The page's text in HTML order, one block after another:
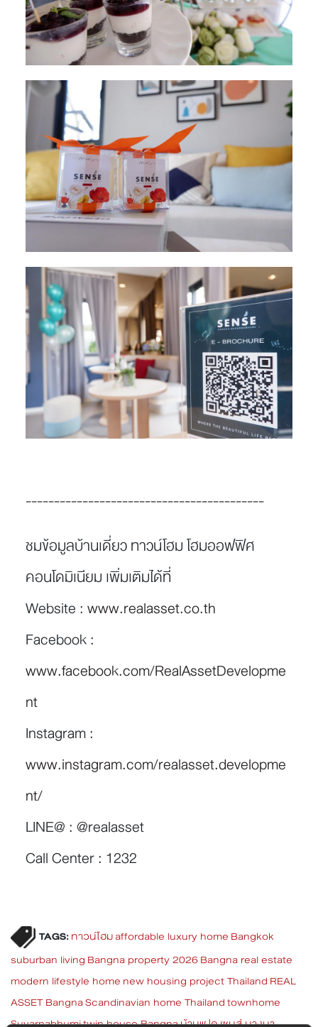
------------------------------------------
ชมข้อมูลบ้านเดี่ยว ทาวน์โฮม โฮมออฟฟิศ
คอนโดมิเนียม เพิ่มเติมได้ที่
Website :www.realasset.co.th
Facebook :
www.facebook.com/RealAssetDevelopme
nt
Instagram :
www.instagram.com/realasset.developme
nt/
LINE@ : @realasset
Call Center : 1232
TAGS:ทาวน์โฮมaffordable luxury home Bangkok
suburban living Bangna property 2026Bangna real estate
modern lifestyle home new housing project Thailand REAL
ASSET BangnaScandinavian home Thailandtownhome